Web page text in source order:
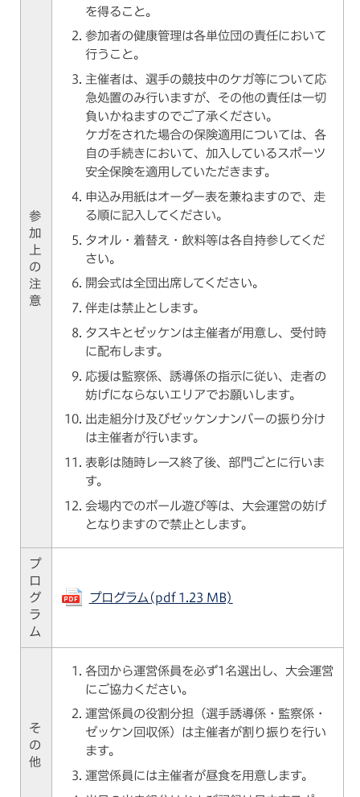
参
加
上
の
注
意
を得ること。
参加者の健康管理は各単位団の責任において
行うこと。
主催者は、選手の競技中のケガ等について応
急処置のみ行いますが、その他の責任は一切
負いかねますのでご了承ください。
ケガをされた場合の保険適用については、各
自の手続きにおいて、加入しているスポーツ
安全保険を適用していただきます。
申込み用紙はオーダー表を兼ねますので、走
る順に記入してください。
タオル・着替え・飲料等は各自持参してくだ
さい。
開会式は全団出席してください。
伴走は禁止とします。
タスキとゼッケンは主催者が用意し、受付時
に配布します。
応援は監察係、誘導係の指示に従い、走者の
妨げにならないエリアでお願いします。
出走組分け及びゼッケンナンバーの振り分け
は主催者が行います。
表彰は随時レース終了後、部門ごとに行いま
す。
会場内でのボール遊び等は、大会運営の妨げ
となりますので禁止とします。
プ
ロ
グ
ラ
ム
プログラム(pdf 1.23 MB)
そ
の
他
各団から運営係員を必ず1名選出し、大会運営
にご協力ください。
運営係員の役割分担（選手誘導係・監察係・
ゼッケン回収係）は主催者が割り振りを行い
ます。
運営係員には主催者が昼食を用意します。